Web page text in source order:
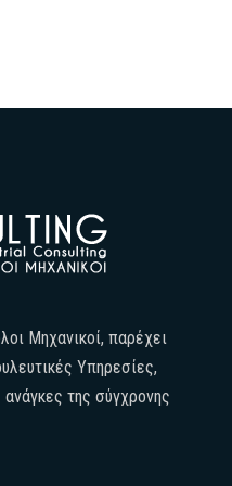
Μηχανικοί, παρέχει
Υπηρεσίες,
της σύγχρονης